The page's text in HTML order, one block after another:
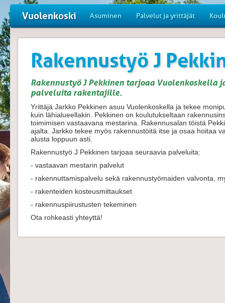
Vuolenkoski Asuminen Palvelut ja yrittäjät
Rakennustyö J
Rakennustyö J Pekkinen tarjoaa
palveluita rakentajille.
Yrittäjä Jarkko Pekkinen asuu Vuolenkoskella ja tekee
kuin lähialueellakin. Pekkinen on koulutukseltaan
toimimisen vastaavana mestarina. Rakennusalan töistä
ajalta. Jarkko tekee myös rakennustöitä itse ja osaa hoitaa
alusta loppuun asti.
Rakennustyö J Pekkinen tarjoaa seuraavia palveluita:
- vastaavan mestarin palvelut
- rakennuttamispalvelu sekä rakennustyömaiden valvonta,
- rakenteiden kosteusmittaukset
- rakennuspiirustusten tekeminen
Ota rohkeasti yhteyttä!